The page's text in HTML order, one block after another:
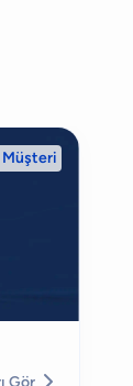
Müşteri
Gör